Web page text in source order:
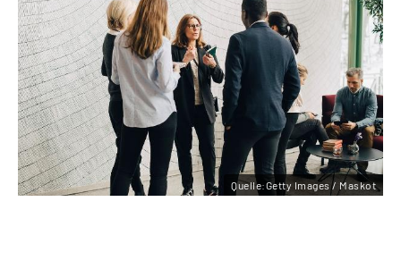
Quelle:Getty Images / Maskot